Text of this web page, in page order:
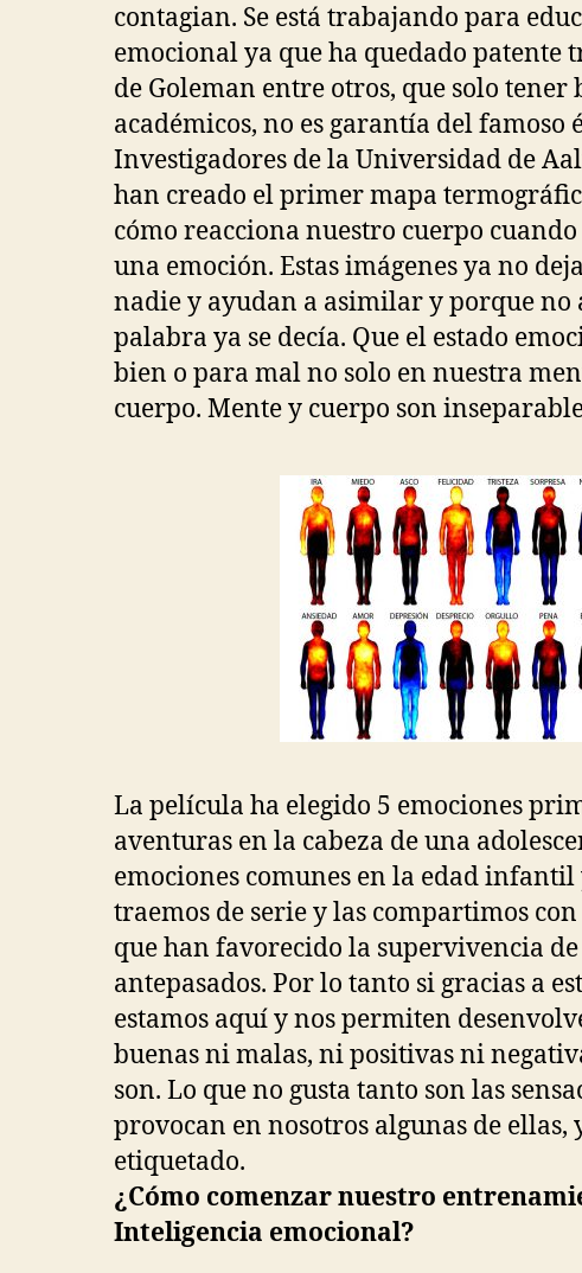
contagian. Se está trabajando para
emocional ya que ha quedado patente
de Goleman entre otros, que solo tener
académicos, no es garantía del famoso
Investigadores de la Universidad de
han creado el primer mapa
cómo reacciona nuestro cuerpo
una emoción. Estas imágenes ya no
nadie y ayudan a asimilar y porque no
palabra ya se decía. Que el estado
bien o para mal no solo en nuestra
cuerpo. Mente y cuerpo son
La película ha elegido 5 emociones
aventuras en la cabeza de una
emociones comunes en la edad
traemos de serie y las compartimos
que han favorecido la supervivencia
antepasados. Por lo tanto si gracias a
estamos aquí y nos permiten
buenas ni malas, ni positivas ni
son. Lo que no gusta tanto son las
provocan en nosotros algunas de ellas,
etiquetado.
¿Cómo comenzar nuestro
Inteligencia emocional?